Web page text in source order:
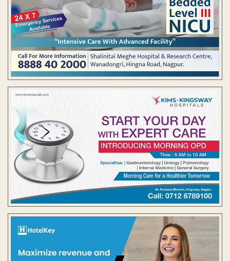
Contact Us